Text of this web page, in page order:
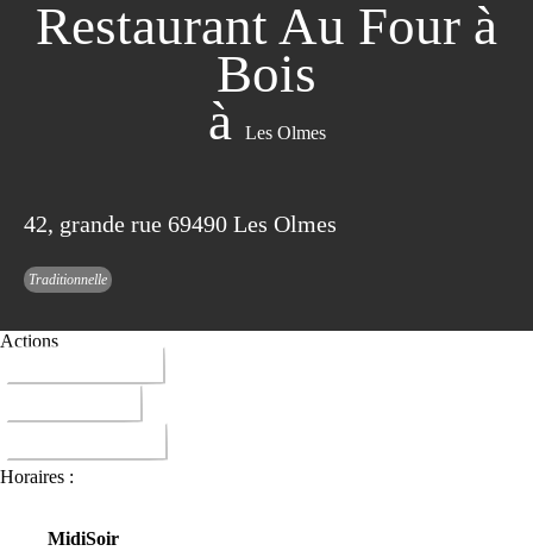
Restaurant Au Four à
Bois
à
Les Olmes
42, grande rue 69490 Les Olmes
Traditionnelle
Actions
Horaires :
MidiSoir